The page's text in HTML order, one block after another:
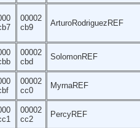
00002
cb9
ArturoRodriguezREF
00002
cbd
SolomonREF
00002
cc0
MyrnaREF
00002
cc2
PercyREF